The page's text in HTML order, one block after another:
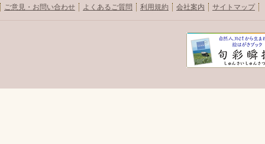
ご意見・お問い合わせ よくあるご質問 利用規約 会社案内 サイトマップ